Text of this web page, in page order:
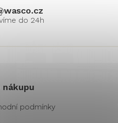
wasco.cz
nákupu
podmínky